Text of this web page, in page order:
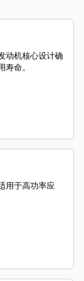
动机核心设计确
命。
用于高功率应